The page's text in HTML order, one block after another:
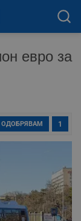
евро за
1
ОДОБРЯВАМ